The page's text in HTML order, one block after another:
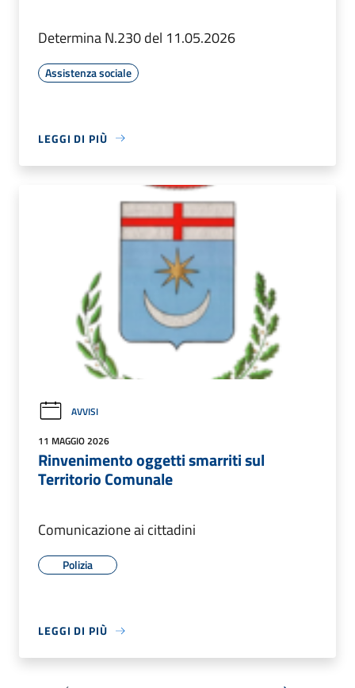
Determina N.230 del 11.05.2026
Assistenza sociale
LEGGI DI PIÙ
AVVISI
11 MAGGIO 2026
Rinvenimento oggetti smarriti sul
Territorio Comunale
Comunicazione ai cittadini
Polizia
LEGGI DI PIÙ